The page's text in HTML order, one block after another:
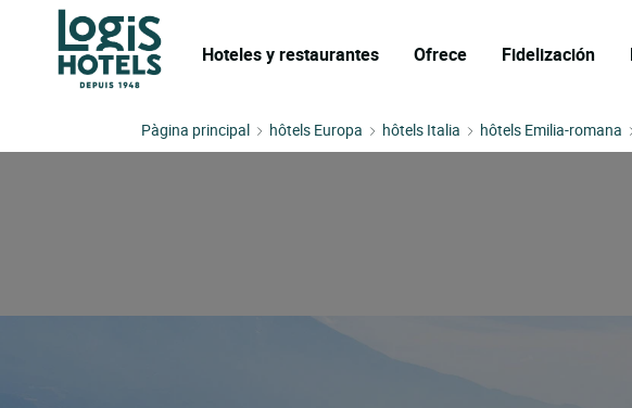
Hoteles y restaurantes Ofrece Fidelización
Pàgina principal hôtels Europa hôtels Italia hôtels Emilia-romana